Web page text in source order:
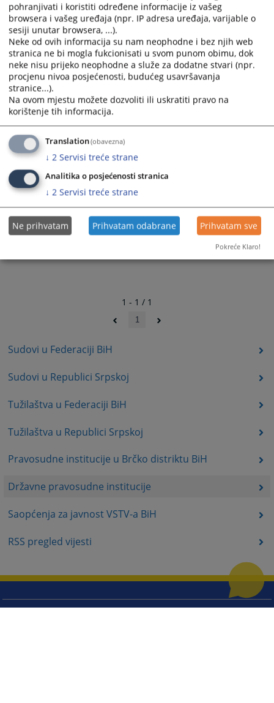
Sudovi u Federaciji BiH
Sudovi u Republici Srpskoj
Tužilaštva u Federaciji BiH
Tužilaštva u Republici Srpskoj
Pravosudne institucije u Brčko distriktu BiH
Državne pravosudne institucije
Saopćenja za javnost VSTV-a BiH
RSS pregled vijesti
6686PREGLEDA
1 - 1 / 1
1
pohranjivati i koristiti određene informacije iz vašeg
browsera i vašeg uređaja (npr. IP adresa uređaja, varijable o
sesiji unutar browsera, ...).
Neke od ovih informacija su nam neophodne i bez njih web
stranica ne bi mogla fukcionisati u svom punom obimu, dok
neke nisu prijeko neophodne a služe za dodatne stvari (npr.
procjenu nivoa posjećenosti, budućeg usavršavanja
stranice...).
Na ovom mjestu možete dozvoliti ili uskratiti pravo na
korištenje tih informacija.
Translation(obavezna)
↓ 2 Servisi treće strane
Analitika o posjećenosti stranica
↓ 2 Servisi treće strane
Ne prihvatam Prihvatam odabrane Prihvatam sve
Pokreće Klaro!